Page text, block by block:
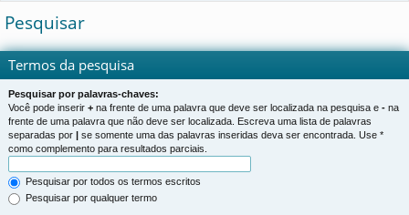
rá
pi
d
os
ns
r
ra
Pesquisar
Termos da pesquisa
Pesquisar por palavras-chaves:
Você pode inserir + na frente de uma palavra que deve ser localizada na pesquisa e - na
frente de uma palavra que não deve ser localizada. Escreva uma lista de palavras
separadas por
se somente uma das palavras inseridas deva ser encontrada. Use *
como complemento para resultados parciais.
Pesquisar por todos os termos escritos
Pesquisar por qualquer termo